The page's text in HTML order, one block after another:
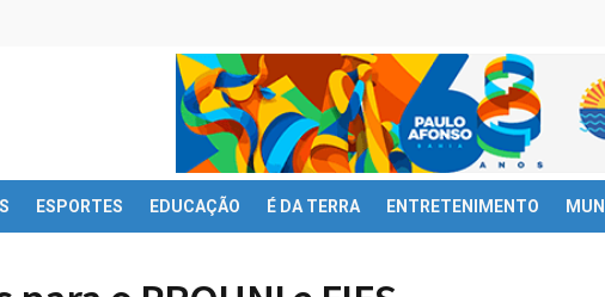
ESPORTES EDUCAÇÃO É DA TERRA ENTRETENIMENTO